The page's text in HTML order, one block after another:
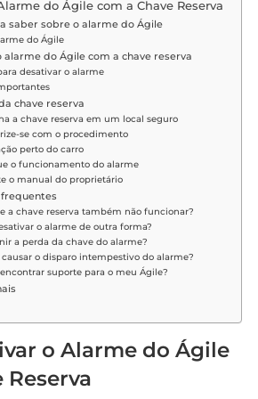
do Ágile com a Chave Reserva
saber sobre o alarme do Ágile
do Ágile
alarme do Ágile com a chave reserva
desativar o alarme
chave reserva
a chave reserva em um local seguro
se com o procedimento
perto do carro
o funcionamento do alarme
o manual do proprietário
frequentes
a chave reserva também não funcionar?
o alarme de outra forma?
a perda da chave do alarme?
o disparo intempestivo do alarme?
suporte para o meu Ágile?
o Alarme do Ágile
Reserva